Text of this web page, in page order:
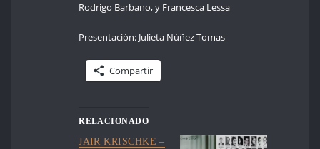
Rodrigo Barbano, y Francesca Lessa
Presentación: Julieta Núñez Tomas
Compartir
RELACIONADO
JAIR KRISCHKE –